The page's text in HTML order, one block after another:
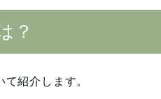
？
紹介します。